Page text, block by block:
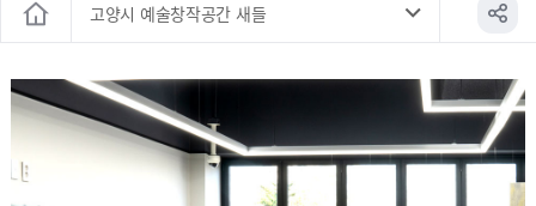
고양시 예술창작공간 새들